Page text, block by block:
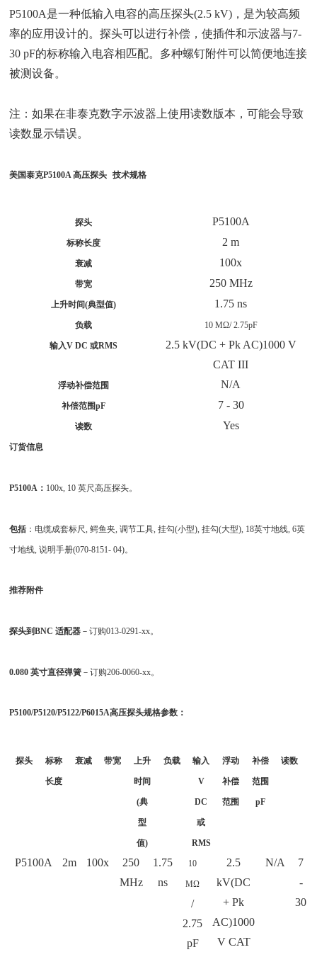
P5100A是一种低输入电容的高压探头(2.5 kV)，是为较高频
率的应用设计的。探头可以进行补偿，使插件和示波器与7-
30 pF的标称输入电容相匹配。多种螺钉附件可以简便地连接
被测设备。
注：如果在非泰克数字示波器上使用读数版本，可能会导致
读数显示错误。
美国泰克P5100A 高压探头 技术规格
探头 P5100A
标称长度 2 m
衰减 100x
带宽 250 MHz
上升时间(典型值) 1.75 ns
负载 10 MΩ/ 2.75pF
输入V DC 或RMS
2.5 kV(DC + Pk AC)1000 V
CAT III
浮动补偿范围 N/A
补偿范围pF 7 - 30
读数 Yes
订货信息
P5100A ： 100x, 10 英尺高压探头。
包括：电缆成套标尺, 鳄鱼夹, 调节工具, 挂勾(小型), 挂勾(大型), 18英寸地线, 6英
寸地线, 说明手册(070-8151- 04)。
推荐附件
探头到BNC 适配器 －订购013-0291-xx。
0.080英寸直径弹簧 －订购206-0060-xx。
P5100/P5120/P5122/P6015A高压探头规格参数：
探头 标称
长度
衰减 带宽 上升
时间
(典
型
值)
负载 输入
V
DC
或
RMS
浮动
补偿
范围
补偿
范围
pF
读数
P5100A 2m 100x
250
MHz
1.75
ns
10
MΩ
/
2.75
pF
2.5
kV(DC
+ Pk
AC)1000
V CAT
N/A
7
-
30